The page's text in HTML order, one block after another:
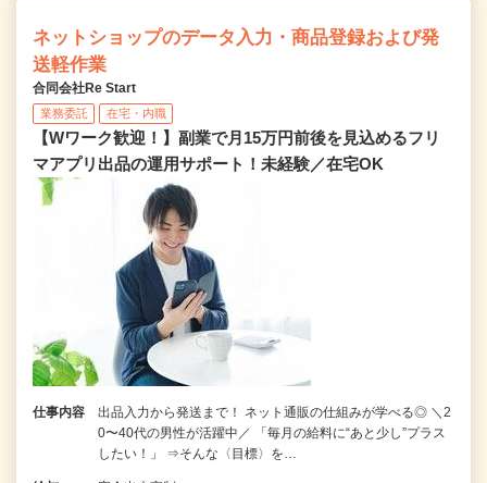
ネットショップのデータ入力・商品登録および発
送軽作業
合同会社Re Start
業務委託 在宅・内職
【Wワーク歓迎！】副業で月15万円前後を見込めるフリ
マアプリ出品の運用サポート！未経験／在宅OK
仕事内容
出品入力から発送まで！ ネット通販の仕組みが学べる◎ ＼2
0〜40代の男性が活躍中／ 「毎月の給料に“あと少し”プラス
したい！」 ⇒そんな〈目標〉を…